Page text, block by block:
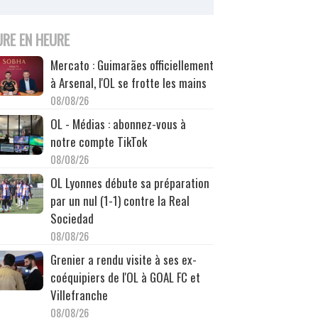
EN HEURE
Mercato : Guimarães officiellement
à Arsenal, l'OL se frotte les mains
08/08/26
OL - Médias : abonnez-vous à
notre compte TikTok
08/08/26
OL Lyonnes débute sa préparation
par un nul (1-1) contre la Real
Sociedad
08/08/26
Grenier a rendu visite à ses ex-
coéquipiers de l'OL à GOAL FC et
Villefranche
08/08/26